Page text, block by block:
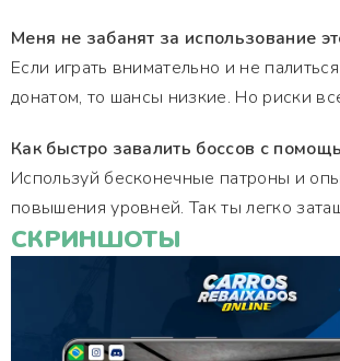
Меня не забанят за использование
Если играть внимательно и не
донатом, то шансы низкие. Но риски
Как быстро завалить боссов с
Используй бесконечные патроны и
повышения уровней. Так ты легко
СКРИНШОТЫ